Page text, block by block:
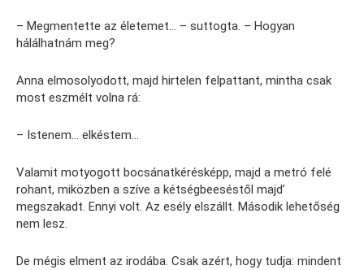
– Megmentette az életemet… – suttogta. – Hogyan
hálálhatnám meg?
Anna elmosolyodott, majd hirtelen felpattant, mintha csak
most eszmélt volna rá:
– Istenem… elkéstem…
Valamit motyogott bocsánatkérésképp, majd a metró felé
rohant, miközben a szíve a kétségbeeséstől majd’
megszakadt. Ennyi volt. Az esély elszállt. Második lehetőség
nem lesz.
De mégis elment az irodába. Csak azért, hogy tudja: mindent